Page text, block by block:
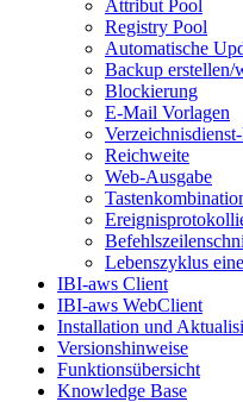
Attribut Pool
Registry Pool
Automatische
Backup erstellen/
Blockierung
E-Mail Vorlagen
Reichweite
Web-Ausgabe
Lebenszyklus
IBI-aws Client
IBI-aws WebClient
Installation und
Versionshinweise
Funktionsübersicht
Knowledge Base